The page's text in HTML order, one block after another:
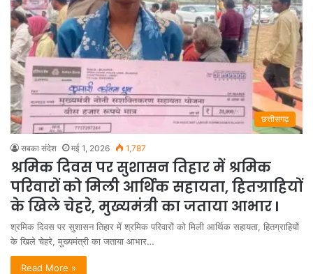
छत्तीसगढ़
सबका संदेश मई 1, 2026 1,787
श्रमिक दिवस पर सुशासन तिहार में श्रमिक
परिवारों को मिली आर्थिक सहायता, हितग्राहियों
के खिले चेहरे, मुख्यमंत्री का जताया आभार l
श्रमिक दिवस पर सुशासन तिहार में श्रमिक परिवारों को मिली आर्थिक सहायता, हितग्राहियों
के खिले चेहरे, मुख्यमंत्री का जताया आभार…
Read More »